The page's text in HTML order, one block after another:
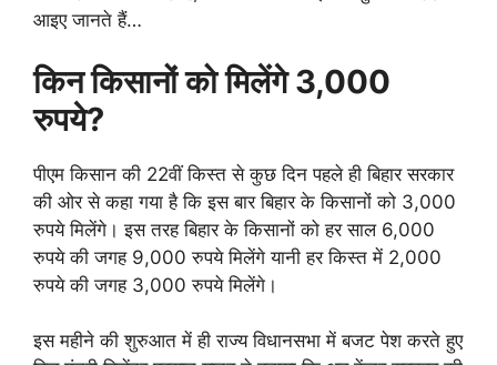
आइए जानते हैं…
किन किसानों को मिलेंगे 3,000
रुपये?
पीएम किसान की 22वीं किस्त से कुछ दिन पहले ही बिहार सरकार
की ओर से कहा गया है कि इस बार बिहार के किसानों को 3,000
रुपये मिलेंगे। इस तरह बिहार के किसानों को हर साल 6,000
रुपये की जगह 9,000 रुपये मिलेंगे यानी हर किस्त में 2,000
रुपये की जगह 3,000 रुपये मिलेंगे।
इस महीने की शुरुआत में ही राज्य विधानसभा में बजट पेश करते हुए